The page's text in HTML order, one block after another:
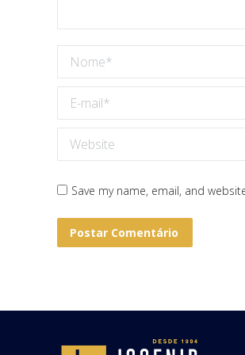
Nome *
E-mail *
Website
Save my name, email, and
Postar Comentário